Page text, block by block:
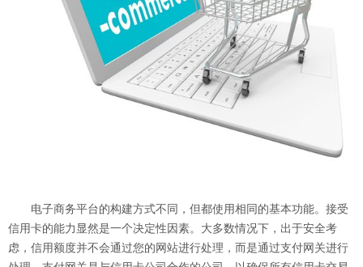
电子商务平台的构建方式不同，但都使用相同的基本功能。接受
信用卡的能力显然是一个决定性因素。大多数情况下，出于安全考
虑，信用额度并不会通过您的网站进行处理，而是通过支付网关进行